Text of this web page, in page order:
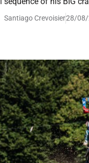
Santiago Crevoisier28/08/